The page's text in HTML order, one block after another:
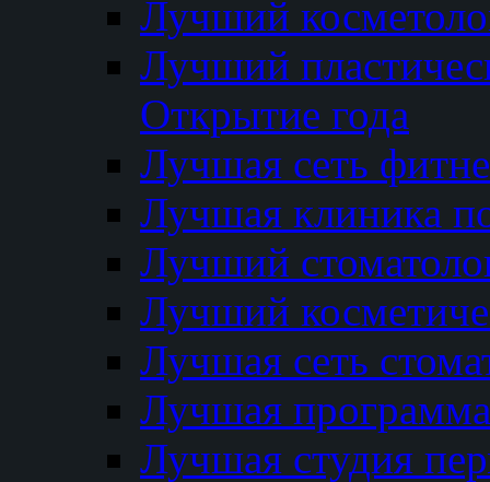
Лучший
Лучший
Открытие года
Лучшая сеть
Лучшая клиника
Лучший
Лучший
Лучшая сеть
Лучшая программа
Лучшая студия